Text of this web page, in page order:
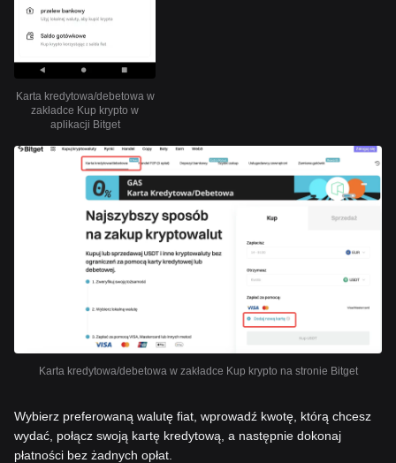
Karta kredytowa/debetowa w
zakładce Kup krypto w
aplikacji Bitget
Karta kredytowa/debetowa w zakładce Kup krypto na stronie Bitget
Wybierz preferowaną walutę fiat, wprowadź kwotę, którą chcesz
wydać, połącz swoją kartę kredytową, a następnie dokonaj
płatności bez żadnych opłat.